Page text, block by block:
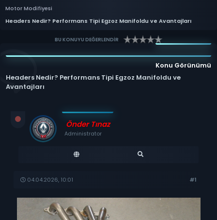
Motor Modifiyesi
Headers Nedir? Performans Tipi Egzoz Manifoldu ve Avantajları
BU KONUYU DEĞERLENDİR
Konu Görünümü
Headers Nedir? Performans Tipi Egzoz Manifoldu ve
Avantajları
Önder Tınaz
Administrator
04.04.2026, 10:01 #1